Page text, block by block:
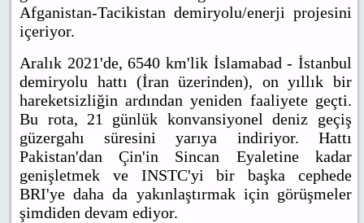
Afganistan-Tacikistan demiryolu/enerji projesini
içeriyor.
Aralık 2021'de, 6540 km'lik İslamabad - İstanbul
demiryolu hattı (İran üzerinden), on yıllık bir
hareketsizliğin ardından yeniden faaliyete geçti.
Bu rota, 21 günlük konvansiyonel deniz geçiş
güzergahı süresini yarıya indiriyor. Hattı
Pakistan'dan Çin'in Sincan Eyaletine kadar
genişletmek ve INSTC'yi bir başka cephede
BRI'ye daha da yakınlaştırmak için görüşmeler
şimdiden devam ediyor.